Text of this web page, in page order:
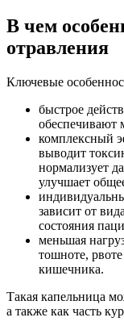
В чем
отравления
Ключевые
быстрое
обеспечивают
комплексный
выводит
нормализует
улучшает
зависит от
состояния
меньшая
тошноте,
кишечника.
Такая капельница
а также как часть